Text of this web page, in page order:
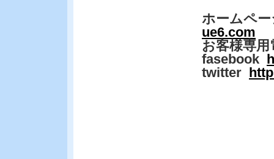
ホームペ
ue6.com
お客様専用
fasebook
twitter